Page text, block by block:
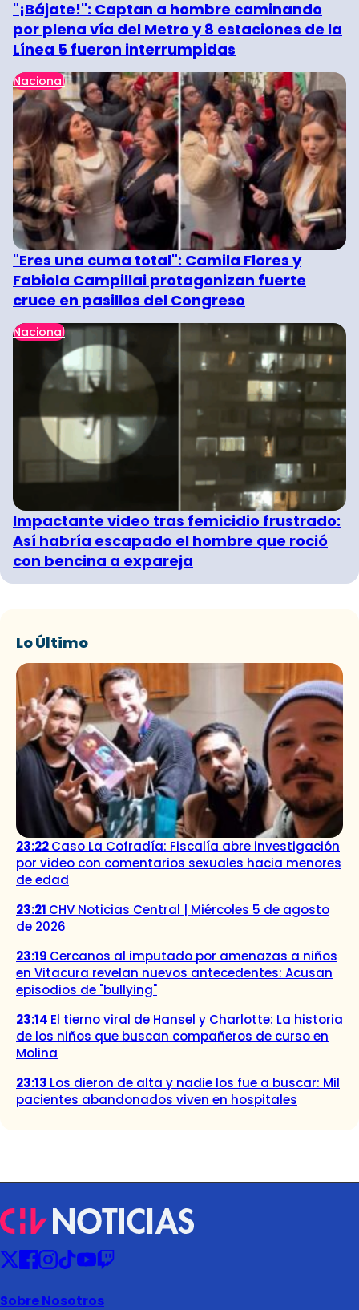
"¡Bájate!": Captan a hombre caminando
por plena vía del Metro y 8 estaciones de la
Línea 5 fueron interrumpidas
Nacional
"Eres una cuma total": Camila Flores y
Fabiola Campillai protagonizan fuerte
cruce en pasillos del Congreso
Nacional
Impactante video tras femicidio frustrado:
Así habría escapado el hombre que roció
con bencina a expareja
Lo Último
23:22Caso La Cofradía: Fiscalía abre investigación
por video con comentarios sexuales hacia menores
de edad
23:21 CHV Noticias Central | Miércoles 5 de agosto
de 2026
23:19 Cercanos al imputado por amenazas a niños
en Vitacura revelan nuevos antecedentes: Acusan
episodios de "bullying"
23:14 El tierno viral de Hansel y Charlotte: La historia
de los niños que buscan compañeros de curso en
Molina
23:13 Los dieron de alta y nadie los fue a buscar: Mil
pacientes abandonados viven en hospitales
Sobre Nosotros